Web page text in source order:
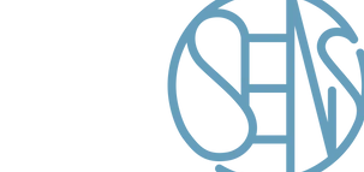
Hi — I'm Mirai, your SENS wine
what you're eating, celebrating,
for, and I'll help you find
our cellar.